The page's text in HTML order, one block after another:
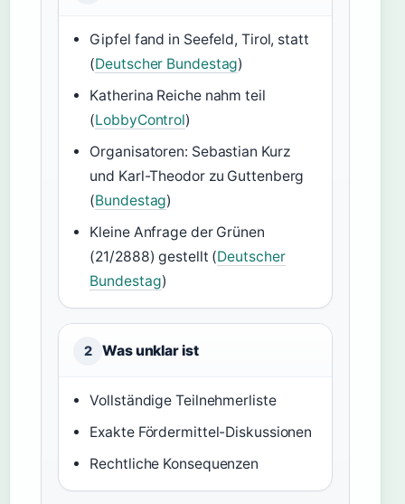
Gipfel fand in Seefeld, Tirol, statt
(Deutscher Bundestag)
Katherina Reiche nahm teil
(LobbyControl)
Organisatoren: Sebastian Kurz
und Karl-Theodor zu Guttenberg
(Bundestag)
Kleine Anfrage der Grünen
(21/2888) gestellt (Deutscher
Bundestag)
2 Was unklar ist
Vollständige Teilnehmerliste
Exakte Fördermittel-Diskussionen
Rechtliche Konsequenzen